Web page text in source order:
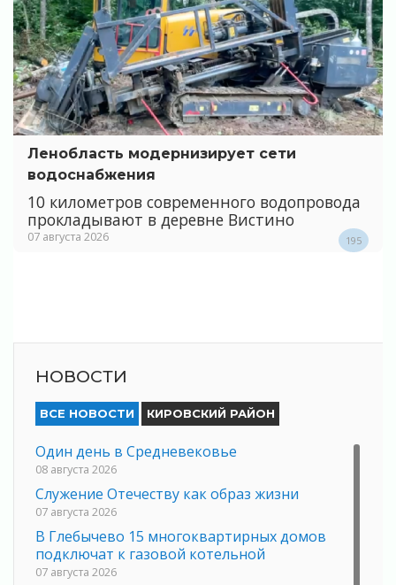
Ленобласть модернизирует сети
водоснабжения
10 километров современного водопровода
прокладывают в деревне Вистино
07 августа 2026 195
НОВОСТИ
ВСЕ НОВОСТИ КИРОВСКИЙ РАЙОН
Один день в Средневековье
08 августа 2026
Служение Отечеству как образ жизни
07 августа 2026
В Глебычево 15 многоквартирных домов
подключат к газовой котельной
07 августа 2026